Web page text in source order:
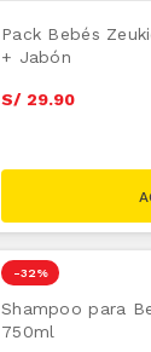
Pack Bebés
+ Jabón
S/ 29.90
-32 %
Shampoo para
750ml